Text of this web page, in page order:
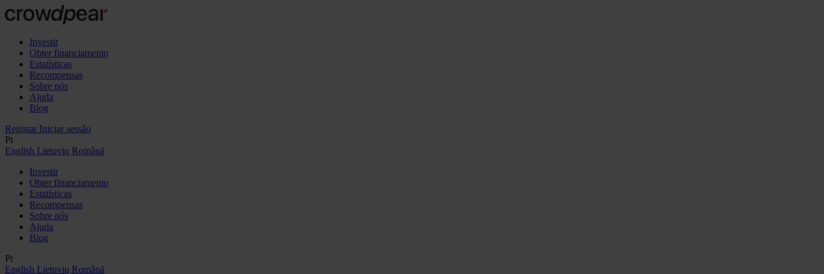
Investir
Obter financiamento
Estatísticas
Recompensas
Sobre nós
Ajuda
Blog
Registar Iniciar sessão
Pt
English Lietuvių Română
Investir
Obter financiamento
Estatísticas
Recompensas
Sobre nós
Ajuda
Blog
Pt
English Lietuvių Română